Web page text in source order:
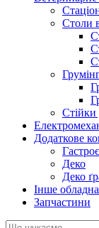
Столи
Стійки
Додаткове
Деко
Деко
Інше
Запчастини